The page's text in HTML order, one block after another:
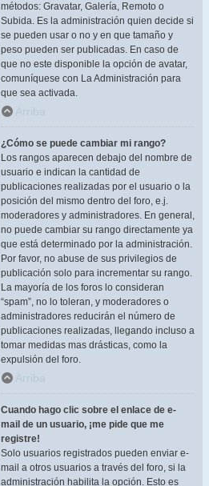
métodos: Gravatar, Galería, Remoto o
Subida. Es la administración quien decide si
se pueden usar o no y en que tamaño y
peso pueden ser publicadas. En caso de
que no este disponible la opción de avatar,
comuníquese con La Administración para
que sea activada.
Arriba
¿Cómo se puede cambiar mi rango?
Los rangos aparecen debajo del nombre de
usuario e indican la cantidad de
publicaciones realizadas por el usuario o la
posición del mismo dentro del foro, e.j.
moderadores y administradores. En general,
no puede cambiar su rango directamente ya
que está determinado por la administración.
Por favor, no abuse de sus privilegios de
publicación solo para incrementar su rango.
La mayoría de los foros lo consideran
“spam”, no lo toleran, y moderadores o
administradores reducirán el número de
publicaciones realizadas, llegando incluso a
tomar medidas mas drásticas, como la
expulsión del foro.
Arriba
Cuando hago clic sobre el enlace de e-
mail de un usuario, ¡me pide que me
registre!
Solo usuarios registrados pueden enviar e-
mail a otros usuarios a través del foro, si la
administración habilita la opción. Esto es